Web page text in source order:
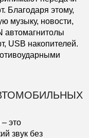
Благодаря этому,
музыку, новости,
автомагнитолы
USB накопителей.
это
звук без